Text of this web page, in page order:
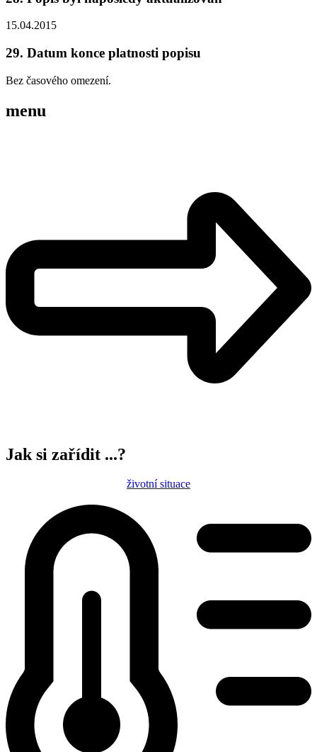
15.04.2015
29. Datum konce platnosti popisu
Bez časového omezení.
menu
Jak si zařídit ...?
životní situace